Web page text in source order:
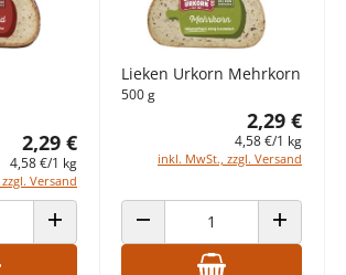
2,29 €
4,58 €/1 kg
Versand
ANZAHL ERHÖHEN
Lieken Urkorn Mehrkorn
500 g
2,29 €
4,58 €/1 kg
inkl. MwSt., zzgl. Versand
ANZAHL VERRINGERN ANZAHL